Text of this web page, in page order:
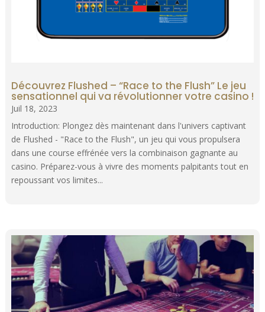
Découvrez Flushed – “Race to the Flush” Le jeu
sensationnel qui va révolutionner votre casino !
Juil 18, 2023
Introduction: Plongez dès maintenant dans l'univers captivant
de Flushed - "Race to the Flush", un jeu qui vous propulsera
dans une course effrénée vers la combinaison gagnante au
casino. Préparez-vous à vivre des moments palpitants tout en
repoussant vos limites...